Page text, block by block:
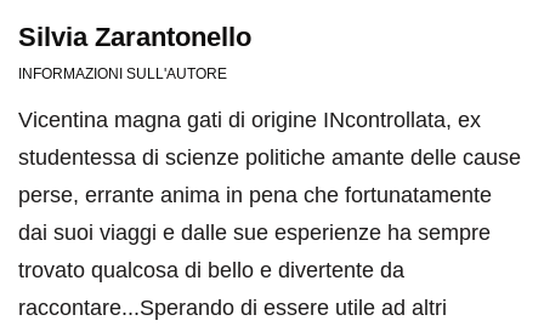
Silvia Zarantonello
INFORMAZIONI SULL'AUTORE
Vicentina magna gati di origine INcontrollata, ex
studentessa di scienze politiche amante delle cause
perse, errante anima in pena che fortunatamente
dai suoi viaggi e dalle sue esperienze ha sempre
trovato qualcosa di bello e divertente da
raccontare...Sperando di essere utile ad altri